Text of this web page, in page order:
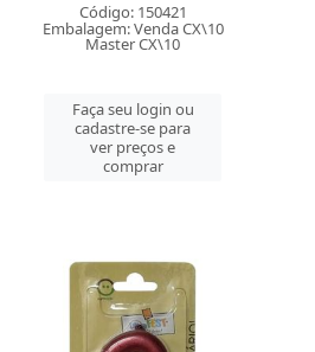
Código: 150421
Embalagem: Venda CX\10
Master CX\10
Faça seu login ou
cadastre-se para
ver preços e
comprar